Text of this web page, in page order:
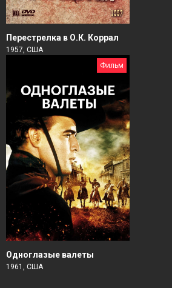
Перестрелка в О.К. Коррал
1957, США
Фильм
Одноглазые валеты
1961, США